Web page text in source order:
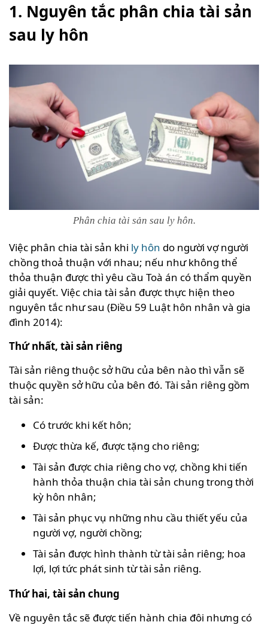
1. Nguyên tắc phân chia tài sản
sau ly hôn
Phân chia tài sản sau ly hôn.
Việc phân chia tài sản khi ly hôn do người vợ người
chồng thoả thuận với nhau; nếu như không thể
thỏa thuận được thì yêu cầu Toà án có thẩm quyền
giải quyết. Việc chia tài sản được thực hiện theo
nguyên tắc như sau (Điều 59 Luật hôn nhân và gia
đình 2014):
Thứ nhất, tài sản riêng
Tài sản riêng thuộc sở hữu của bên nào thì vẫn sẽ
thuộc quyền sở hữu của bên đó. Tài sản riêng gồm
tài sản:
Có trước khi kết hôn;
Được thừa kế, được tặng cho riêng;
Tài sản được chia riêng cho vợ, chồng khi tiến
hành thỏa thuận chia tài sản chung trong thời
kỳ hôn nhân;
Tài sản phục vụ những nhu cầu thiết yếu của
người vợ, người chồng;
Tài sản được hình thành từ tài sản riêng; hoa
lợi, lợi tức phát sinh từ tài sản riêng.
Thứ hai, tài sản chung
Về nguyên tắc sẽ được tiến hành chia đôi nhưng có